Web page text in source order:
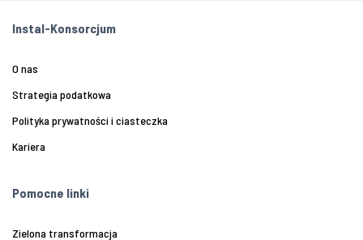
Instal-Konsorcjum
O nas
Strategia podatkowa
Polityka prywatności i ciasteczka
Kariera
Pomocne linki
Zielona transformacja